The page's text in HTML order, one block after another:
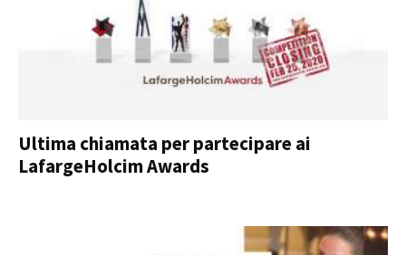
Ultima chiamata per partecipare ai
LafargeHolcim Awards